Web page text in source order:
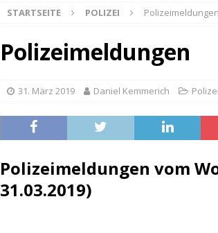
[ 17. März 2024 ]
[ 17. März 2024 ]
[ 17. März 2024 ]
[ 29. Februar 2024 ]
[ 6. Februar 2024 ] Aktuelle
[ 16. Dezember 2023 ]
STARTSEITE POLIZEI Polizeimeldungen
Polizeimeldungen
31. März 2019 Daniel Kemmerich Polizei
Polizeimeldungen vom
31.03.2019)